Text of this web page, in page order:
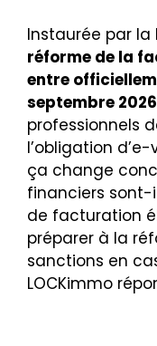
Instaurée par la
réforme de la
entre
septembre 2026
professionnels
l’obligation
ça change
financiers sont-
de facturation
préparer à la
sanctions en
LOCKimmo